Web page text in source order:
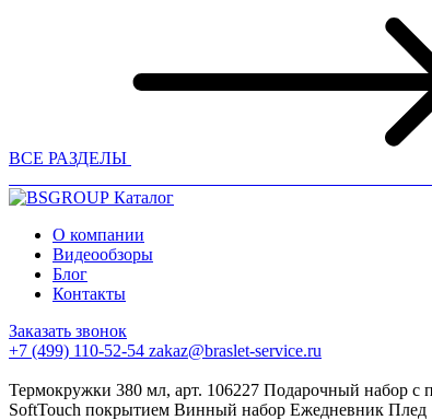
ВСЕ РАЗДЕЛЫ
Каталог
О компании
Видеообзоры
Блог
Контакты
Заказать звонок
+7 (499) 110-52-54 zakaz@braslet-service.ru
Термокружки 380 мл, арт. 106227 Подарочный набор с
SoftTouch покрытием Винный набор Ежедневник Плед